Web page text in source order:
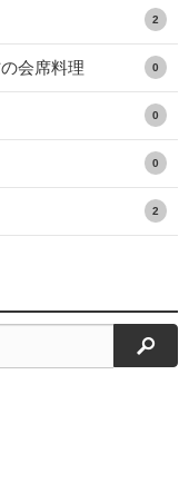
2
会席料理 0
0
0
2
検索